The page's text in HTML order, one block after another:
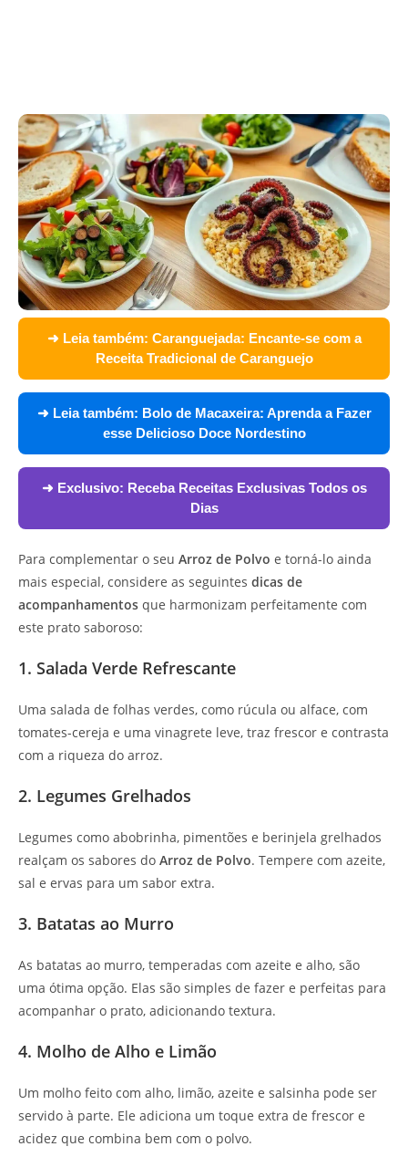
➜ Leia também: Caranguejada: Encante-se com a
Receita Tradicional de Caranguejo
➜ Leia também: Bolo de Macaxeira: Aprenda a Fazer
esse Delicioso Doce Nordestino
➜ Exclusivo: Receba Receitas Exclusivas Todos os
Dias
Para complementar o seu Arroz de Polvo e torná-lo ainda
mais especial, considere as seguintes dicas de
acompanhamentos que harmonizam perfeitamente com
este prato saboroso:
1. Salada Verde Refrescante
Uma salada de folhas verdes, como rúcula ou alface, com
tomates-cereja e uma vinagrete leve, traz frescor e contrasta
com a riqueza do arroz.
2. Legumes Grelhados
Legumes como abobrinha, pimentões e berinjela grelhados
realçam os sabores do Arroz de Polvo. Tempere com azeite,
sal e ervas para um sabor extra.
3. Batatas ao Murro
As batatas ao murro, temperadas com azeite e alho, são
uma ótima opção. Elas são simples de fazer e perfeitas para
acompanhar o prato, adicionando textura.
4. Molho de Alho e Limão
Um molho feito com alho, limão, azeite e salsinha pode ser
servido à parte. Ele adiciona um toque extra de frescor e
acidez que combina bem com o polvo.